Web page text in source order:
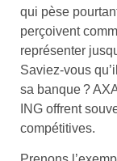
qui pèse
perçoivent
représenter
Saviez-vous
sa banque ?
ING offrent
compétitives.